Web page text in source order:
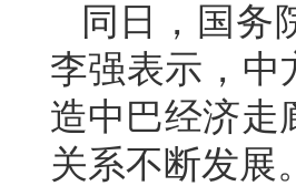
同日，国务
李强表示，中
造中巴经济走
关系不断发展。